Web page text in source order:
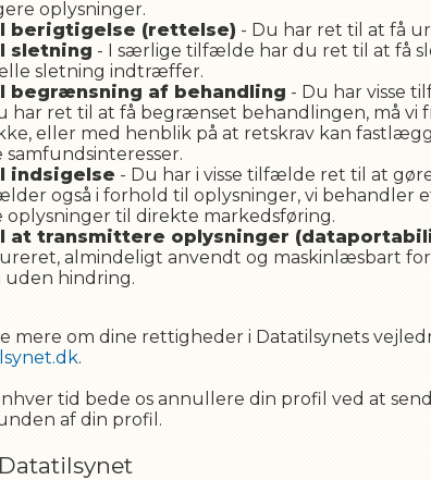
oplysninger.
berigtigelse (rettelse) - Du har ret til at få
sletning - I særlige tilfælde har du ret til at få
sletning indtræffer.
begrænsning af behandling - Du har visse
har ret til at få begrænset behandlingen, må
eller med henblik på at retskrav kan
samfundsinteresser.
indsigelse - Du har i visse tilfælde ret til at
også i forhold til oplysninger, vi behandler
oplysninger til direkte markedsføring.
at transmittere oplysninger
almindeligt anvendt og maskinlæsbart
uden hindring.
mere om dine rettigheder i Datatilsynets
.
tid bede os annullere din profil ved at
af din profil.